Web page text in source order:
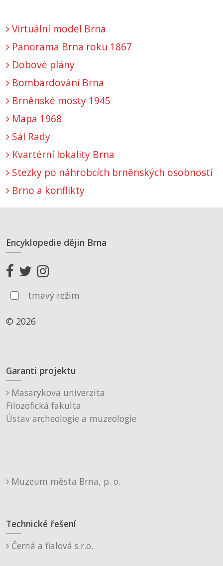
Virtuální model Brna
Panorama Brna roku 1867
Dobové plány
Bombardování Brna
Brněnské mosty 1945
Mapa 1968
Sál Rady
Kvartérní lokality Brna
Stezky po náhrobcích brněnských osobností
Brno a konflikty
Encyklopedie dějin Brna
tmavý režim
© 2026
Garanti projektu
Masarykova univerzita
Filozofická fakulta
Ústav archeologie a muzeologie
Muzeum města Brna, p. o.
Technické řešení
Černá a fialová s.r.o.